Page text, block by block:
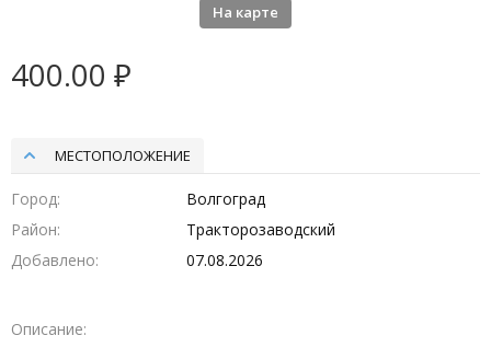
На карте
400.00 ₽
МЕСТОПОЛОЖЕНИЕ
Город
Волгоград
Район
Тракторозаводский
Добавлено
07.08.2026
Описание